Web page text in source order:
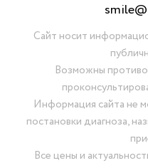
Сайт носит
Возможны
Информация сайта не
постановки диагноза,
Все цены и